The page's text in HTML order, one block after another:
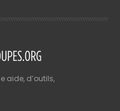
aide, d’outils,